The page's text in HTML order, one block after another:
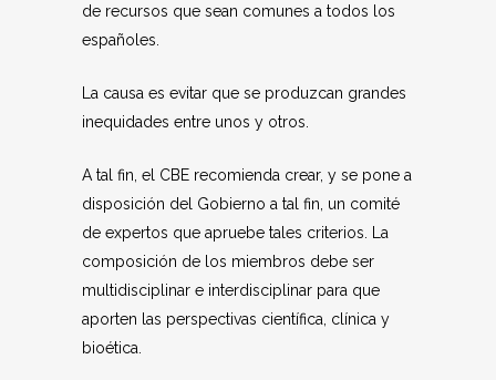
de recursos que sean comunes a todos los
españoles.
La causa es evitar que se produzcan grandes
inequidades entre unos y otros.
A tal fin, el CBE recomienda crear, y se pone a
disposición del Gobierno a tal fin, un comité
de expertos que apruebe tales criterios. La
composición de los miembros debe ser
multidisciplinar e interdisciplinar para que
aporten las perspectivas científica, clínica y
bioética.